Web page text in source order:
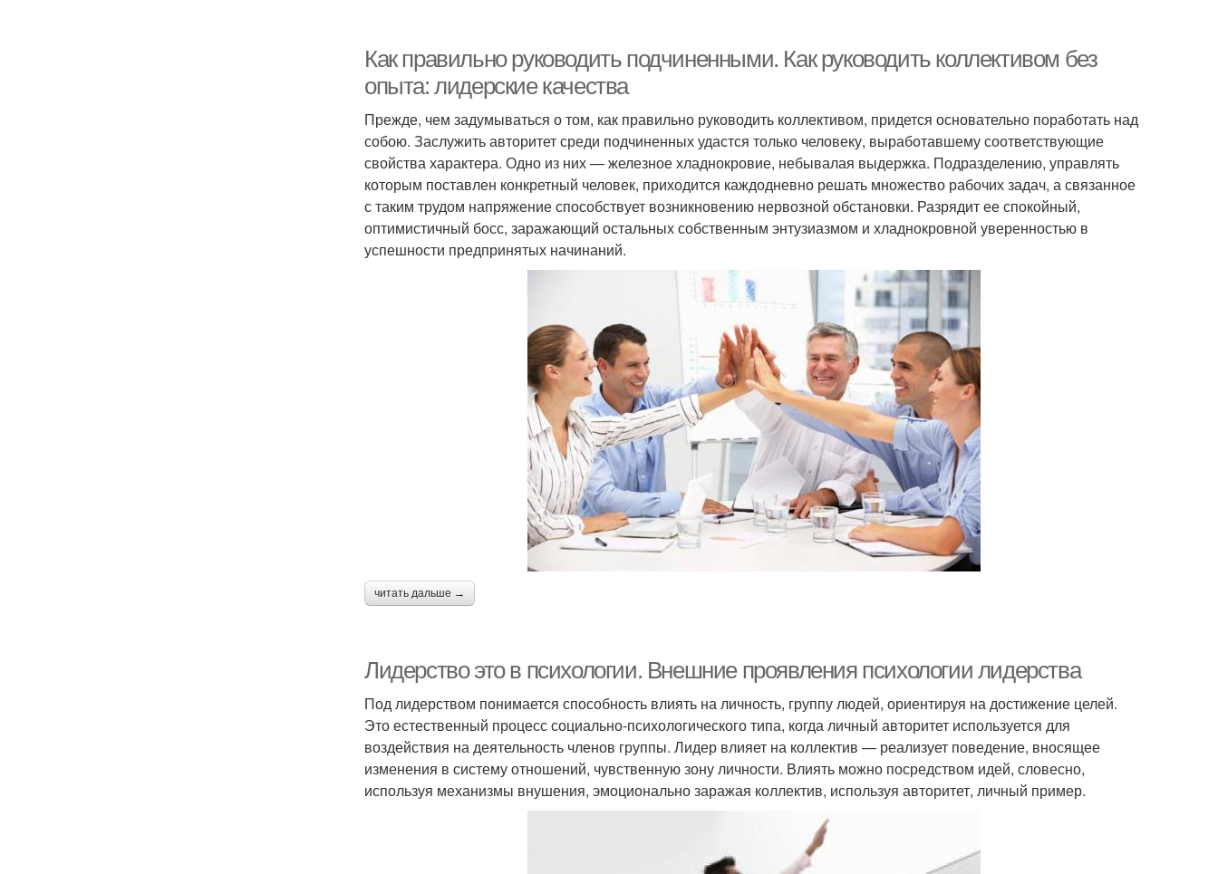
Как правильно руководить подчиненными. Как руководить коллективом без
опыта: лидерские качества
Прежде, чем задумываться о том, как правильно руководить коллективом, придется основательно поработать над
собою. Заслужить авторитет среди подчиненных удастся только человеку, выработавшему соответствующие
свойства характера. Одно из них — железное хладнокровие, небывалая выдержка. Подразделению, управлять
которым поставлен конкретный человек, приходится каждодневно решать множество рабочих задач, а связанное
с таким трудом напряжение способствует возникновению нервозной обстановки. Разрядит ее спокойный,
оптимистичный босс, заражающий остальных собственным энтузиазмом и хладнокровной уверенностью в
успешности предпринятых начинаний.
читать дальше →
Лидерство это в психологии. Внешние проявления психологии лидерства
Под лидерством понимается способность влиять на личность, группу людей, ориентируя на достижение целей.
Это естественный процесс социально-психологического типа, когда личный авторитет используется для
воздействия на деятельность членов группы. Лидер влияет на коллектив — реализует поведение, вносящее
изменения в систему отношений, чувственную зону личности. Влиять можно посредством идей, словесно,
используя механизмы внушения, эмоционально заражая коллектив, используя авторитет, личный пример.